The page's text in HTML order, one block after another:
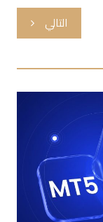
التالي